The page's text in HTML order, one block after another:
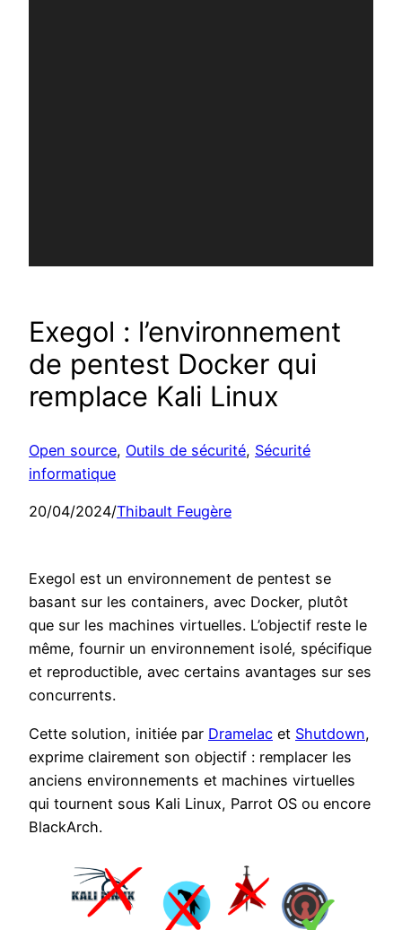
Exegol : l’environnement
de pentest Docker qui
remplace Kali Linux
Open source, Outils de sécurité, Sécurité
informatique
20/04/2024/Thibault Feugère
Exegol est un environnement de pentest se
basant sur les containers, avec Docker, plutôt
que sur les machines virtuelles. L’objectif reste le
même, fournir un environnement isolé, spécifique
et reproductible, avec certains avantages sur ses
concurrents.
Cette solution, initiée par Dramelac et Shutdown,
exprime clairement son objectif : remplacer les
anciens environnements et machines virtuelles
qui tournent sous Kali Linux, Parrot OS ou encore
BlackArch.